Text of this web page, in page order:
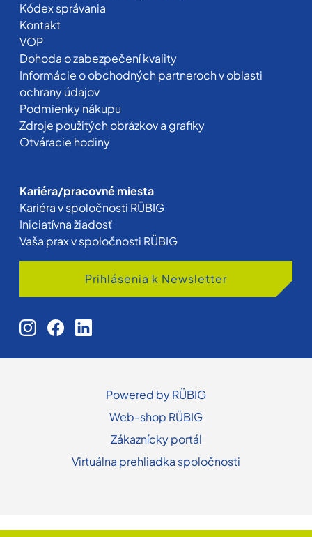
Kódex správania
Kontakt
VOP
Dohoda o zabezpečení kvality
Informácie o obchodných partneroch v oblasti
ochrany údajov
Podmienky nákupu
Zdroje použitých obrázkov a grafiky
Otváracie hodiny
Kariéra/pracovné miesta
Kariéra v spoločnosti RÜBIG
Iniciatívna žiadosť
Vaša prax v spoločnosti RÜBIG
Prihlásenia k Newsletter
Powered by RÜBIG
Web-shop RÜBIG
Zákaznícky portál
Virtuálna prehliadka spoločnosti